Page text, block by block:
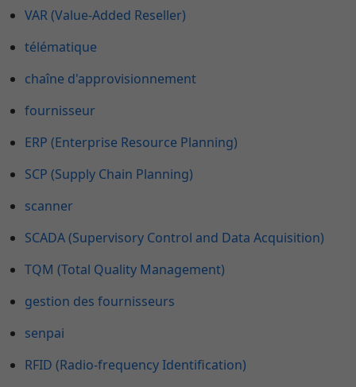
VAR (Value-Added Reseller)
télématique
chaîne d'approvisionnement
fournisseur
ERP (Enterprise Resource Planning)
SCP (Supply Chain Planning)
scanner
SCADA (Supervisory Control and Data Acquisition)
TQM (Total Quality Management)
gestion des fournisseurs
senpai
RFID (Radio-frequency Identification)